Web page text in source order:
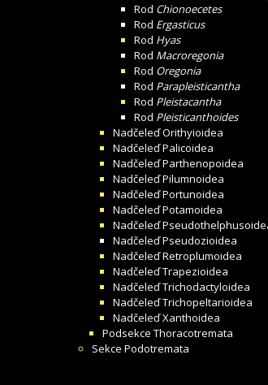
Rod Chionoecetes
Rod Ergasticus
Rod Hyas
Rod Macroregonia
Rod Oregonia
Rod Parapleisticantha
Rod Pleistacantha
Rod Pleisticanthoides
NadčeleďOrithyioidea
NadčeleďPalicoidea
NadčeleďParthenopoidea
NadčeleďPilumnoidea
NadčeleďPortunoidea
NadčeleďPotamoidea
Nadčeleď
NadčeleďPseudozioidea
NadčeleďRetroplumoidea
NadčeleďTrapezioidea
NadčeleďTrichodactyloidea
NadčeleďTrichopeltarioidea
NadčeleďXanthoidea
Podsekce Thoracotremata
Sekce Podotremata